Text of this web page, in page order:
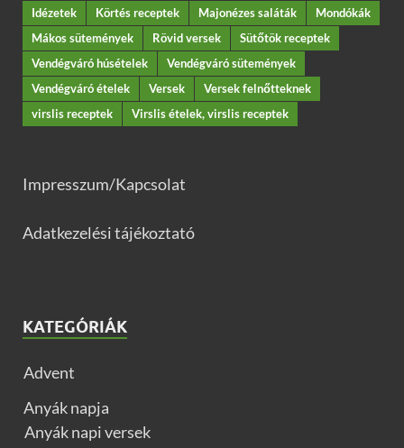
Idézetek
Körtés receptek Majonézes saláták
Mondókák
Mákos sütemények
Rövid versek
Sütőtök receptek
Vendégváró húsételek
Vendégváró sütemények
Vendégváró ételek
Versek
Versek felnőtteknek
virslis receptek
Virslis ételek, virslis receptek
Impresszum/Kapcsolat
Adatkezelési tájékoztató
KATEGÓRIÁK
Advent
Anyák napja
Anyák napi versek